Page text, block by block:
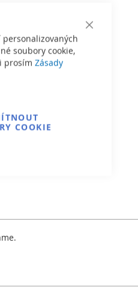
Close
personalizovaných
soubory cookie,
prosím Zásady
COOKIE